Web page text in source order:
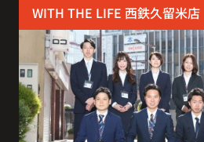
WITH THE LIFE 西鉄久留米店